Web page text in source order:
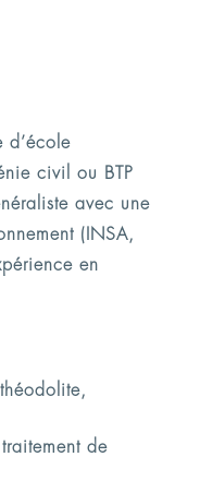
d’école
civil ou BTP
avec une
(INSA,
en
de